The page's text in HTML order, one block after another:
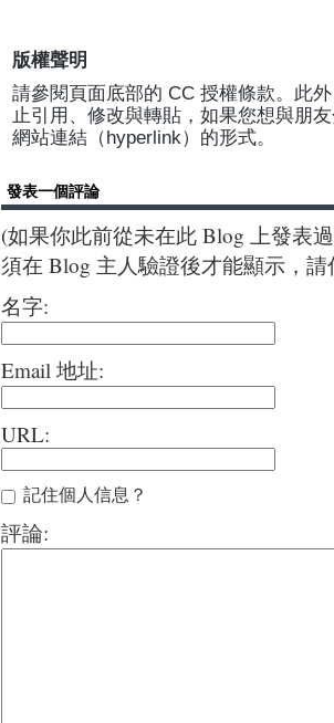
版權聲明
請參閱頁面底部的 CC 授權條款。此
止引用、修改與轉貼，如果您想與朋
網站連結（hyperlink）的形式。
發表一個評論
(如果你此前從未在此 Blog 上發表
須在 Blog 主人驗證後才能顯示，
名字:
Email 地址:
URL:
記住個人信息？
評論: